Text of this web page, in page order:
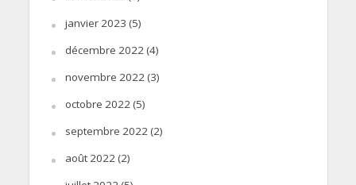
janvier 2023 (5)
décembre 2022(4)
novembre 2022(3)
octobre 2022(5)
septembre 2022(2)
août 2022(2)